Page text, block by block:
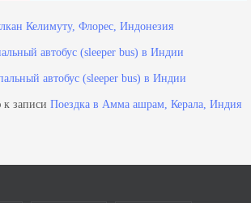
Келимуту, Флорес, Индонезия
автобус (sleeper bus) в Индии
автобус (sleeper bus) в Индии
к записи Поездка в Амма ашрам, Керала, Индия